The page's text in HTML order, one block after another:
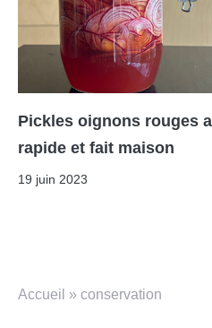
Pickles oignons rouges
rapide et fait maison
19 juin 2023
Accueil » conservation